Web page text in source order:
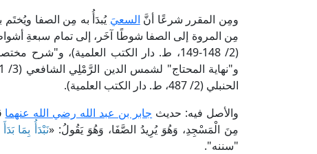
ومِن المقرر شرعًا أنَّ السعيَ يُبدَأُ به مِن الصفا
مِن المروة إلى الصفا شوطًا آخَر، إلى تمام سبعةِ
الحنبلي (2/ 487، ط. دار الكتب العلمية).
والأصل فيه: حديث جابر بن عبد الله رضي الله عنهما
مِنَ الْمَسْجِدِ، وَهُوَ يُرِيدُ الصَّفَا، وَهُوَ يَقُولُ: «نَبْدَأُ بِمَا
"سننه".